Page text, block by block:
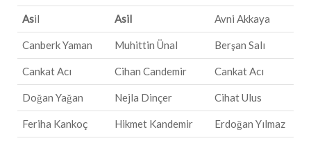
Asil Asil Avni Akkaya
Canberk Yaman Muhittin Ünal Berşan Salı
Cankat Acı Cihan Candemir Cankat Acı
Doğan Yağan Nejla Dinçer Cihat Ulus
Feriha Kankoç Hikmet Kandemir Erdoğan Yılmaz